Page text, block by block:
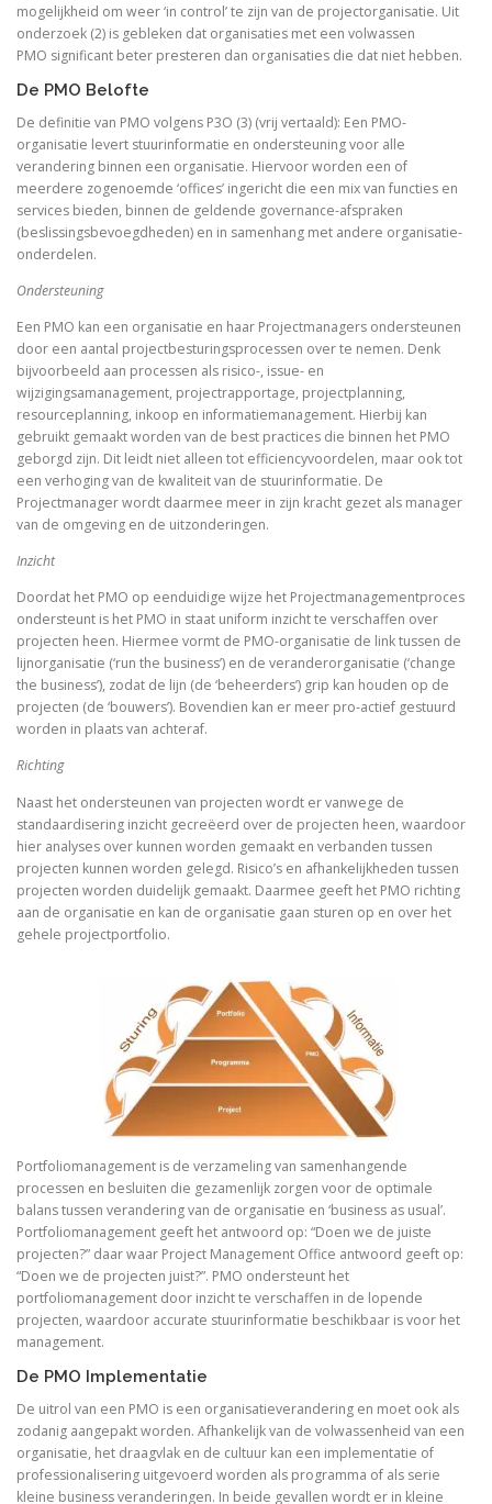
mogelijkheid om weer ‘in control’ te zijn van de projectorganisatie. Uit
onderzoek (2) is gebleken dat organisaties met een volwassen
PMO significant beter presteren dan organisaties die dat niet hebben.
De PMO Belofte
De definitie van PMO volgens P3O (3) (vrij vertaald): Een PMO-
organisatie levert stuurinformatie en ondersteuning voor alle
verandering binnen een organisatie. Hiervoor worden een of
meerdere zogenoemde ‘offices’ ingericht die een mix van functies en
services bieden, binnen de geldende governance-afspraken
(beslissingsbevoegdheden) en in samenhang met andere organisatie-
onderdelen.
Ondersteuning
Een PMO kan een organisatie en haar Projectmanagers ondersteunen
door een aantal projectbesturingsprocessen over te nemen. Denk
bijvoorbeeld aan processen als risico-, issue- en
wijzigingsamanagement, projectrapportage, projectplanning,
resourceplanning, inkoop en informatiemanagement. Hierbij kan
gebruikt gemaakt worden van de best practices die binnen het PMO
geborgd zijn. Dit leidt niet alleen tot efficiencyvoordelen, maar ook tot
een verhoging van de kwaliteit van de stuurinformatie. De
Projectmanager wordt daarmee meer in zijn kracht gezet als manager
van de omgeving en de uitzonderingen.
Inzicht
Doordat het PMO op eenduidige wijze het Projectmanagementproces
ondersteunt is het PMO in staat uniform inzicht te verschaffen over
projecten heen. Hiermee vormt de PMO-organisatie de link tussen de
lijnorganisatie (‘run the business’) en de veranderorganisatie (‘change
the business’), zodat de lijn (de ‘beheerders’) grip kan houden op de
projecten (de ‘bouwers’). Bovendien kan er meer pro-actief gestuurd
worden in plaats van achteraf.
Richting
Naast het ondersteunen van projecten wordt er vanwege de
standaardisering inzicht gecreëerd over de projecten heen, waardoor
hier analyses over kunnen worden gemaakt en verbanden tussen
projecten kunnen worden gelegd. Risico’s en afhankelijkheden tussen
projecten worden duidelijk gemaakt. Daarmee geeft het PMO richting
aan de organisatie en kan de organisatie gaan sturen op en over het
gehele projectportfolio.
Portfoliomanagement is de verzameling van samenhangende
processen en besluiten die gezamenlijk zorgen voor de optimale
balans tussen verandering van de organisatie en ‘business as usual’.
Portfoliomanagement geeft het antwoord op: “Doen we de juiste
projecten?” daar waar Project Management Office antwoord geeft op:
“Doen we de projecten juist?”. PMO ondersteunt het
portfoliomanagement door inzicht te verschaffen in de lopende
projecten, waardoor accurate stuurinformatie beschikbaar is voor het
management.
De PMO Implementatie
De uitrol van een PMO is een organisatieverandering en moet ook als
zodanig aangepakt worden. Afhankelijk van de volwassenheid van een
organisatie, het draagvlak en de cultuur kan een implementatie of
professionalisering uitgevoerd worden als programma of als serie
kleine business veranderingen. In beide gevallen wordt er in kleine